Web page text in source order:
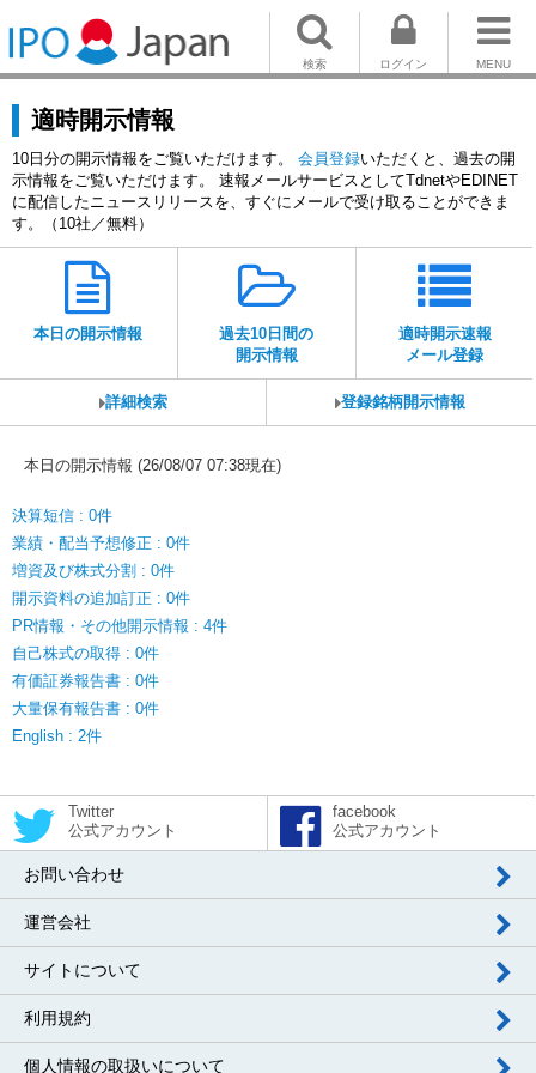
MENU
ログイン
検索
適時開示情報
10日分の開示情報をご覧いただけます。 会員登録いただくと、過去の開
示情報をご覧いただけます。 速報メールサービスとしてTdnetやEDINET
に配信したニュースリリースを、すぐにメールで受け取ることができま
す。（10社／無料）
本日の開示情報
過去10日間の
開示情報
適時開示速報
メール登録
詳細検索 登録銘柄開示情報
本日の開示情報 (26/08/07 07:38現在)
決算短信 : 0件
業績・配当予想修正 : 0件
増資及び株式分割 : 0件
開示資料の追加訂正 : 0件
PR情報・その他開示情報 : 4件
自己株式の取得 : 0件
有価証券報告書 : 0件
大量保有報告書 : 0件
English : 2件
Twitter
公式アカウント
facebook
公式アカウント
お問い合わせ
運営会社
サイトについて
利用規約
個人情報の取扱いについて